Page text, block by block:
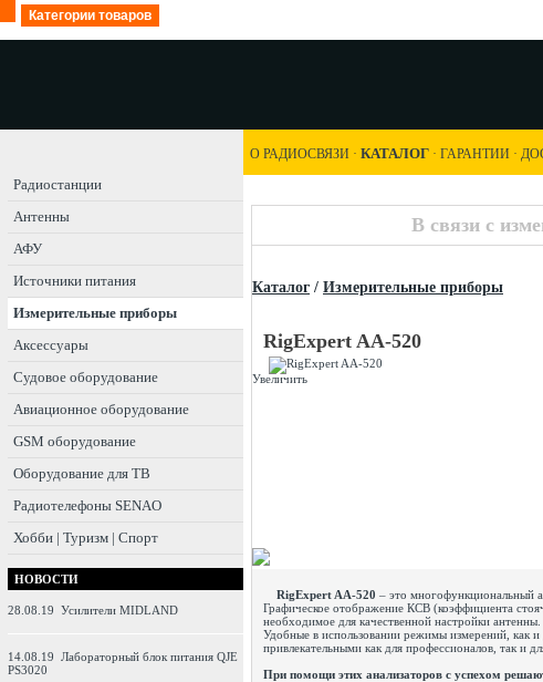
Категории товаров
Радиостанции
Антенны
АФУ
Источники питания
Измерительные приборы
Аксессуары
Судовое оборудование
Авиационное оборудование
GSM оборудование
Оборудование для ТВ
Радиотелефоны SENAO
Хобби | Туризм | Спорт
НОВОСТИ
28.08.19 Усилители MIDLAND
14.08.19 Лабораторный блок питания QJE
PS3020
О РАДИОСВЯЗИ · КАТАЛОГ · ГАРАНТИИ ·
В связи с
Каталог / Измерительные приборы
RigExpert AA-520
Увеличить
RigExpert AA-520 – это многофункциональный
Графическое отображение КСВ (коэффициента
необходимое для качественной настройки антенны.
Удобные в использовании режимы измерений, как
привлекательными как для профессионалов, так и
При помощи этих анализаторов с успехом